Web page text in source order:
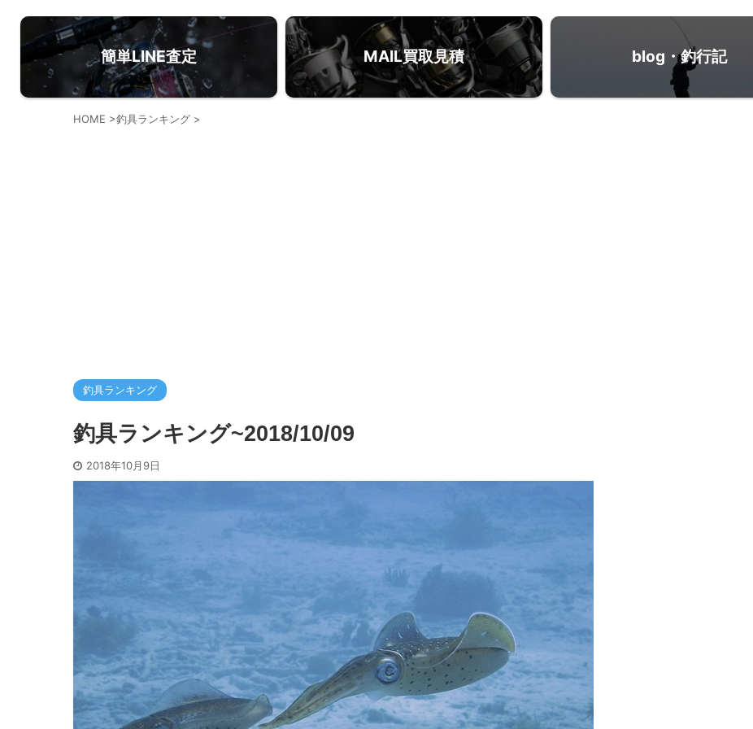
簡単LINE査定 MAIL買取見積 blog・釣行記
HOME >釣具ランキング >
釣具ランキング
釣具ランキング~2018/10/09
2018年10月9日